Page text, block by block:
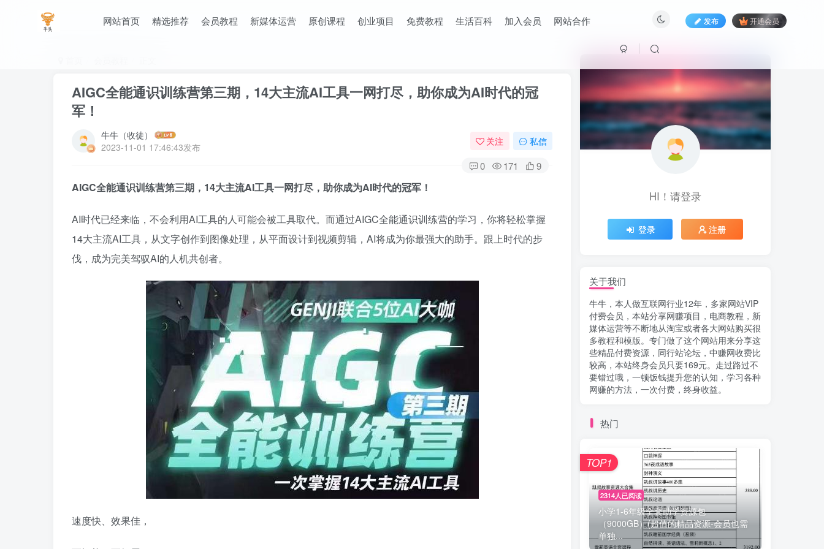
网站首页 精选推荐 会员教程 新媒体运营 原创课程 创业项目 免费教程 生活百科 加入会员 网站合作 发布 开通会员
AIGC全能通识训练营第三期，14大主流AI工具一网打尽，助你成为AI时代的冠
军！
牛牛（收徒）
2023-11-01 17:46:43发布
关注 私信
0 171 9
AIGC全能通识训练营第三期，14大主流AI工具一网打尽，助你成为AI时代的冠军！
AI时代已经来临，不会利用AI工具的人可能会被工具取代。而通过AIGC全能通识训练营的学习，你将轻松掌握
14大主流AI工具，从文字创作到图像处理，从平面设计到视频剪辑，AI将成为你最强大的助手。跟上时代的步
伐，成为完美驾驭AI的人机共创者。
速度快、效果佳，
HI！请登录
HI！请登录
登录 注册
关于我们
牛牛，本人做互联网行业12年，多家网站VIP
付费会员，本站分享网赚项目，电商教程，新
媒体运营等不断地从淘宝或者各大网站购买很
多教程和模版。专门做了这个网站用来分享这
些精品付费资源，同行站论坛，中赚网收费比
较高，本站终身会员只要169元。走过路过不
要错过哦，一顿饭钱提升您的认知，学习各种
网赚的方法，一次付费，终身收益。
热门
2314人已阅读
小学1-6年级全套助学资源包
（9000GB）(超值的精品资源-会员也需
单独...
TOP1